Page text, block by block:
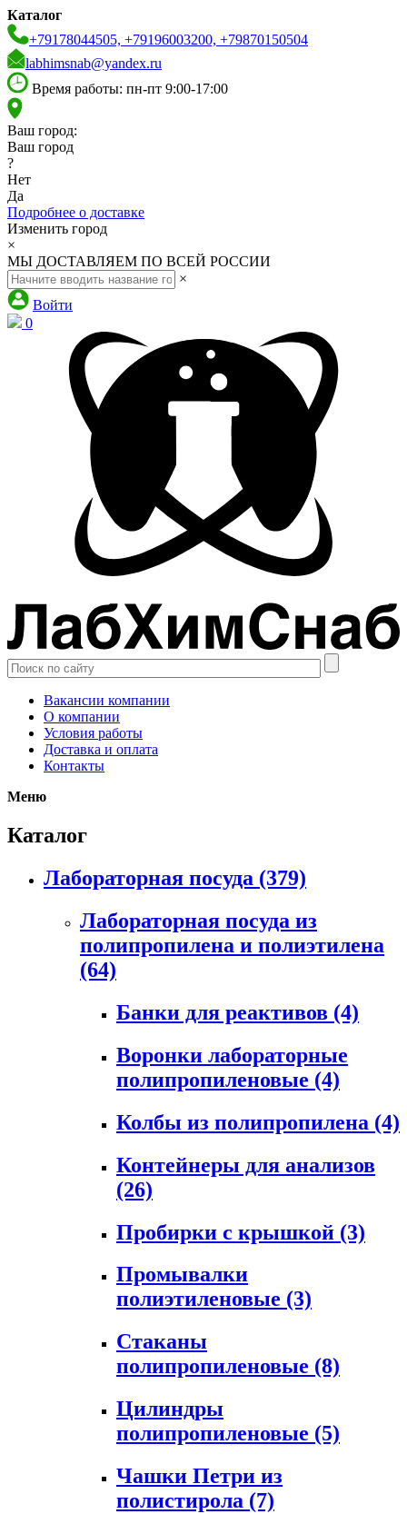
Каталог
+79178044505, +79196003200, +79870150504
labhimsnab@yandex.ru
Время работы: пн-пт 9:00-17:00
Ваш город:
Ваш город
?
Нет
Да
Подробнее о доставке
Изменить город
×
МЫ ДОСТАВЛЯЕМ ПО ВСЕЙ РОССИИ
×
Войти
0
Вакансии компании
О компании
Условия работы
Доставка и оплата
Контакты
Меню
Каталог
Лабораторная посуда (379)
Лабораторная посуда из
полипропилена и полиэтилена
(64)
Банки для реактивов (4)
Воронки лабораторные
полипропиленовые (4)
Колбы из полипропилена (4)
Контейнеры для анализов
(26)
Пробирки с крышкой (3)
Промывалки
полиэтиленовые (3)
Стаканы
полипропиленовые (8)
Цилиндры
полипропиленовые (5)
Чашки Петри из
полистирола (7)